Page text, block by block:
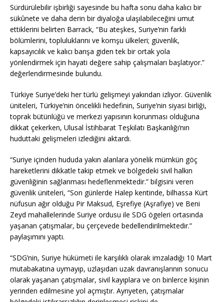
Sürdürülebilir işbirliği sayesinde bu hafta sonu daha kalıcı bir
sükûnete ve daha derin bir diyaloğa ulaşılabileceğini umut
ettiklerini belirten Barrack, “Bu ateşkes, Suriye’nin farklı
bölümlerini, topluluklarını ve komşu ülkeleri; güvenlik,
kapsayıcılık ve kalıcı barışa giden tek bir ortak yola
yönlendirmek için hayati değere sahip çalışmaları başlatıyor.”
değerlendirmesinde bulundu.
Türkiye Suriye’deki her türlü gelişmeyi yakından izliyor. Güvenlik
üniteleri, Türkiye’nin öncelikli hedefinin, Suriye’nin siyasi birliği,
toprak bütünlüğü ve merkezi yapısının korunması olduğuna
dikkat çekerken, Ulusal İstihbarat Teşkilatı Başkanlığı’nın
huduttaki gelişmeleri izlediğini aktardı.
“Suriye içinden hududa yakın alanlara yönelik mümkün göç
hareketlerini dikkatle takip etmek ve bölgedeki sivil halkın
güvenliğinin sağlanması hedeflenmektedir.” bilgisini veren
güvenlik üniteleri, “Son günlerde Halep kentinde, bilhassa Kürt
nüfusun ağır olduğu Pir Maksud, Eşrefiye (Aşrafiye) ve Beni
Zeyd mahallelerinde Suriye ordusu ile SDG ögeleri ortasında
yaşanan çatışmalar, bu çerçevede bedellendirilmektedir.”
paylaşımını yaptı.
“SDG’nin, Suriye hükümeti ile karşılıklı olarak imzaladığı 10 Mart
mutabakatına uymayıp, uzlaşıdan uzak davranışlarının sonucu
olarak yaşanan çatışmalar, sivil kayıplara ve on binlerce kişinin
yerinden edilmesine yol açmıştır. Ayrıyeten, çatışmalar